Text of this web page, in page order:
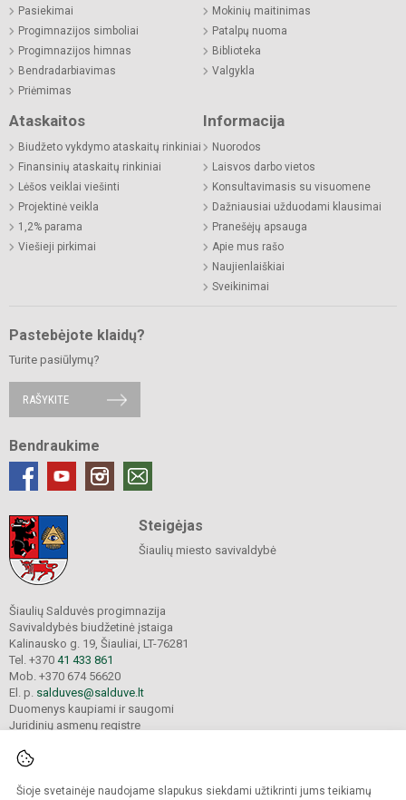
Šioje svetainėje naudojame slapukus siekdami užtikrinti jums teikiamų
Pasiekimai
Progimnazijos simboliai
Progimnazijos himnas
Bendradarbiavimas
Priėmimas
Mokinių maitinimas
Patalpų nuoma
Biblioteka
Valgykla
Ataskaitos
Biudžeto vykdymo ataskaitų rinkiniai
Finansinių ataskaitų rinkiniai
Lėšos veiklai viešinti
Projektinė veikla
1,2% parama
Viešieji pirkimai
Informacija
Nuorodos
Laisvos darbo vietos
Konsultavimasis su visuomene
Dažniausiai užduodami klausimai
Pranešėjų apsauga
Apie mus rašo
Naujienlaiškiai
Sveikinimai
Pastebėjote klaidų?
Turite pasiūlymų?
RAŠYKITE
Bendraukime
Steigėjas
Šiaulių miesto savivaldybė
Šiaulių Salduvės progimnazija
Savivaldybės biudžetinė įstaiga
Kalinausko g. 19, Šiauliai, LT-76281
Tel. +370 41 433 861
Mob. +370 674 56620
El. p. salduves@salduve.lt
Duomenys kaupiami ir saugomi
Juridinių asmenų registre